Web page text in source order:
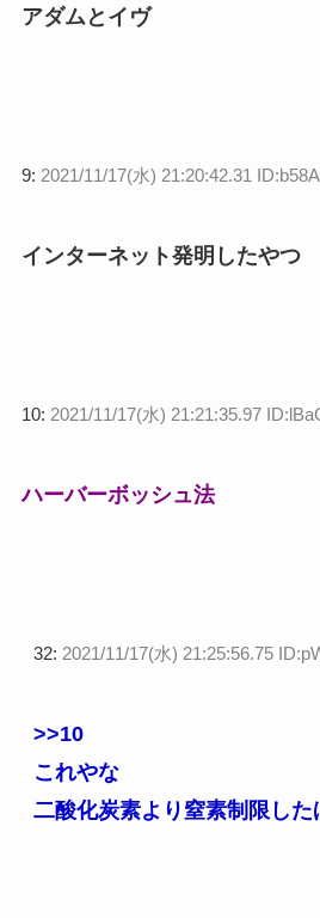
アダムとイヴ
9: 2021/11/17(水) 21:20:42.31
インターネット発明したやつ
10: 2021/11/17(水) 21:21:35.97
ハーバーボッシュ法
32: 2021/11/17(水) 21:25:56.75
>>10
これやな
二酸化炭素より窒素制限した